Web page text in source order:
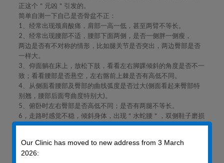
正这个＂元凶＂引发的。
简单自测一下自己是否骨盆不正：
1、经常出现颈肩酸痛，肩部一高一低，甚至两臂不等长。
2、经常出现腰部不适，腰部下面两侧，是否一侧胖一侧瘦，
两边是否有不对称的情形，比如腿关节是否突出，两边臀部是否
一样大。
3、仰面躺在床上，放松下肢，看看左右脚踝倾斜的角度是否不一
致；看看腰部是否悬空，左右髂前上棘是否有高低不同。
4、从侧面看腰部及臀部的曲线弧度是否过大(侧面看起来臀部特
别翘，腰部后面弯曲度特别大)。
5、俯卧时左右臀部是否高低不同；是否有两腿不等长。
6，走路时感觉不稳，倾斜身体，出现＂水蛇腰＂，双侧鞋子磨损
不一等。
况，YES的数量越多说明变形越严重。
下次我们谈谈＂屁股歪了怎么办！＂一一一平安中医骨伤科门诊
Our Clinic has moved to new address from 3 March
2026: